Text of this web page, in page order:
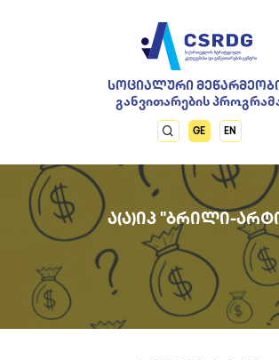
ᲡᲝᲪᲘᲐᲚᲣᲠᲘ
განვითარების
GE EN
Ა(Ა)ᲘᲞ "ᲑᲠᲘᲚᲘ-